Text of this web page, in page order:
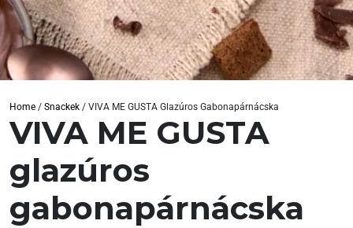
Home / Snackek / VIVA ME GUSTA Glazúros Gabonapárnácska
VIVA ME GUSTA
glazúros
gabonapárnácska